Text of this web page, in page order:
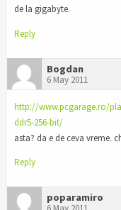
de la gigabyte.
Reply
Bogdan
6 May 2011
http://www.pcgarage.ro/
ddr5-256-bit/
asta? da e de ceva vreme.
Reply
poparamiro